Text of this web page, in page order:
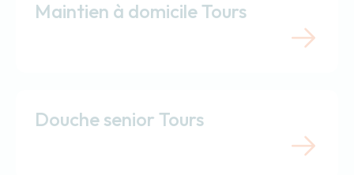
Maintien à domicile Tours
Douche senior Tours